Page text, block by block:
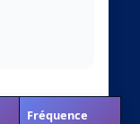
Fréquence